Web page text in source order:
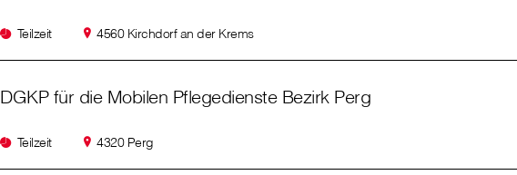
Teilzeit 4560 Kirchdorf an der Krems
DGKP für die Mobilen Pflegedienste Bezirk Perg
Teilzeit 4320 Perg